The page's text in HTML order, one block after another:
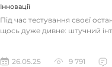
Інновації
Під час тестування своєї
щось дуже дивне: штучний
26.05.25 9 791